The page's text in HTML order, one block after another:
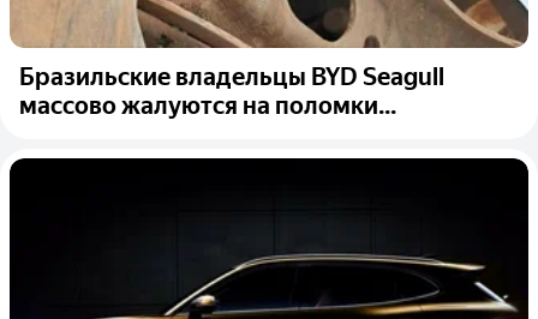
Бразильские владельцы BYD Seagull
массово жалуются на поломки...